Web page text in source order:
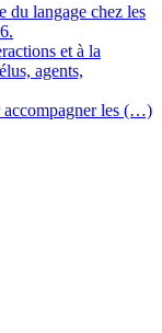
du langage chez les
et à la
agents,
accompagner les (…)